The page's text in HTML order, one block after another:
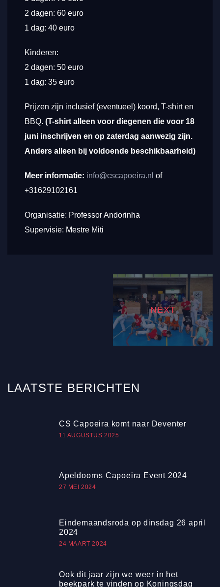
2 dagen: 60 euro
1 dag: 40 euro
Kinderen:
2 dagen: 50 euro
1 dag: 35 euro
Prijzen zijn inclusief (eventueel) koord, T-shirt en
BBQ. (T-shirt alleen voor diegenen die voor 18
juni inschrijven en op zaterdag aanwezig zijn.
Anders alleen bij voldoende beschikbaarheid)
Meer informatie: info@cscapoeira.nl of
+31629102161
Organisatie: Professor Andorinha
Supervisie: Mestre Miti
NEXT
LAATSTE BERICHTEN
CS Capoeira komt naar Deventer
11 AUGUSTUS 2025
Apeldoorns Capoeira Event 2024
27 MEI 2024
Eindemaandsroda op dinsdag 26 april
2024
24 MAART 2024
Ook dit jaar zijn we weer in het
beekpark te vinden op Koningsdag